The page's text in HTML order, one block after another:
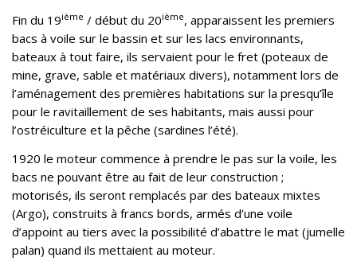
Fin du 19ième / début du 20ième, apparaissent les premiers
bacs à voile sur le bassin et sur les lacs environnants,
bateaux à tout faire, ils servaient pour le fret (poteaux de
mine, grave, sable et matériaux divers), notamment lors de
l’aménagement des premières habitations sur la presqu’île
pour le ravitaillement de ses habitants, mais aussi pour
l’ostréiculture et la pêche (sardines l’été).
1920 le moteur commence à prendre le pas sur la voile, les
bacs ne pouvant être au fait de leur construction ;
motorisés, ils seront remplacés par des bateaux mixtes
(Argo), construits à francs bords, armés d’une voile
d’appoint au tiers avec la possibilité d’abattre le mat (jumelle
palan) quand ils mettaient au moteur.